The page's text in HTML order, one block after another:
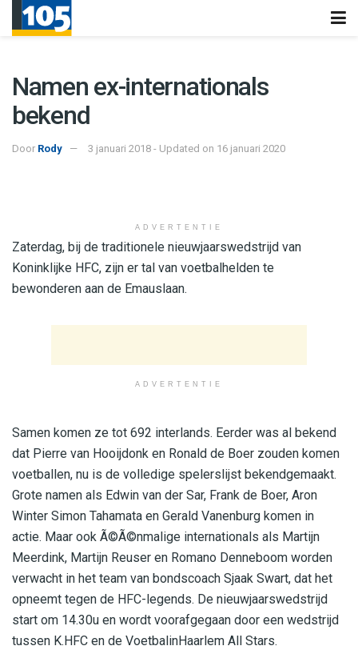
Namen ex-internationals
bekend
Door Rody 3 januari 2018 - Updated on 16 januari 2020
ADVERTENTIE
Zaterdag, bij de traditionele nieuwjaarswedstrijd van
Koninklijke HFC, zijn er tal van voetbalhelden te
bewonderen aan de Emauslaan.
ADVERTENTIE
Samen komen ze tot 692 interlands. Eerder was al bekend
dat Pierre van Hooijdonk en Ronald de Boer zouden komen
voetballen, nu is de volledige spelerslijst bekendgemaakt.
Grote namen als Edwin van der Sar, Frank de Boer, Aron
Winter Simon Tahamata en Gerald Vanenburg komen in
actie. Maar ook Ã©Ã©nmalige internationals als Martijn
Meerdink, Martijn Reuser en Romano Denneboom worden
verwacht in het team van bondscoach Sjaak Swart, dat het
opneemt tegen de HFC-legends. De nieuwjaarswedstrijd
start om 14.30u en wordt voorafgegaan door een wedstrijd
tussen K.HFC en de VoetbalinHaarlem All Stars.